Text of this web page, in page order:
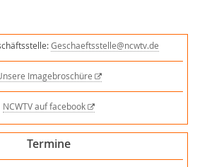
Geschaeftsstelle@ncwtv.de
Imagebroschüre
NCWTV auf facebook
Termine